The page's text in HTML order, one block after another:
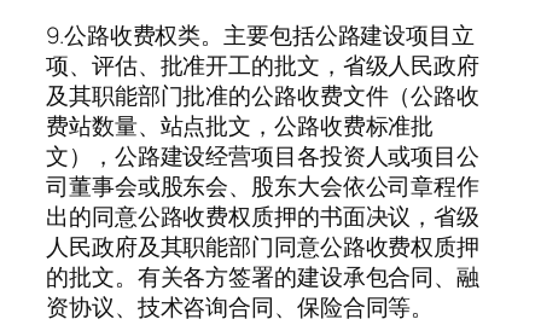
9.公路收费权类。主要包括公路建设项目立
项、评估、批准开工的批文，省级人民政府
及其职能部门批准的公路收费文件（公路收
费站数量、站点批文，公路收费标准批
文），公路建设经营项目各投资人或项目公
司董事会或股东会、股东大会依公司章程作
出的同意公路收费权质押的书面决议，省级
人民政府及其职能部门同意公路收费权质押
的批文。有关各方签署的建设承包合同、融
资协议、技术咨询合同、保险合同等。